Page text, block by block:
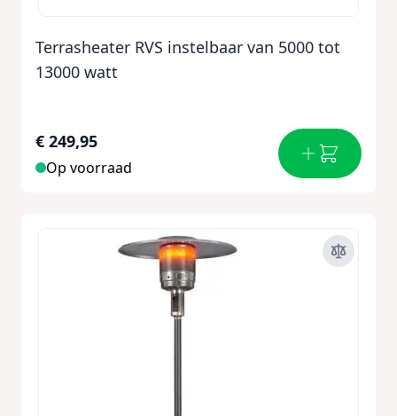
Terrasheater RVS instelbaar van 5000 tot
13000 watt
€ 249,95
Op voorraad